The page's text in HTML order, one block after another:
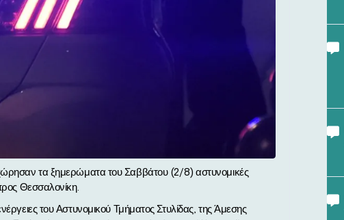
Θεσσαλονίκη.
του Αστυνομικού Τμήματος Στυλίδας, της Άμεσης